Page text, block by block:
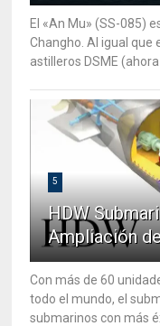
El «An Mu» (SS-085)
Changho. Al igual que
astilleros DSME (ahora
5
HDW
Ampliación
Con más de 60
todo el mundo, el
submarinos con más